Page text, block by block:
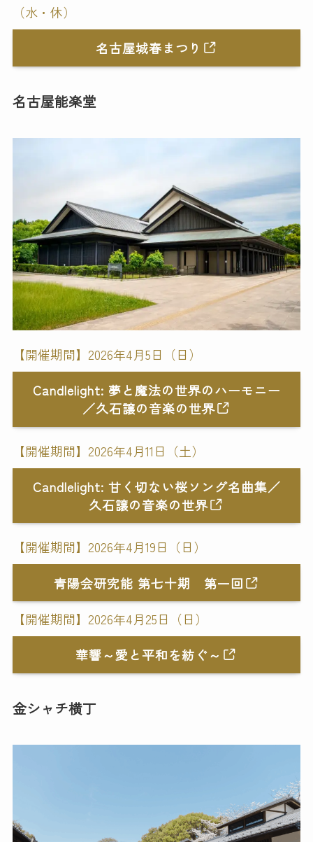
（水・休）
名古屋城春まつり
名古屋能楽堂
【開催期間】2026年4月5日（日）
Candlelight: 夢と魔法の世界のハーモニー
／久石譲の音楽の世界
【開催期間】2026年4月11日（土）
Candlelight: 甘く切ない桜ソング名曲集／
久石譲の音楽の世界
【開催期間】2026年4月19日（日）
青陽会研究能 第七十期 第一回
【開催期間】2026年4月25日（日）
華響～愛と平和を紡ぐ～
金シャチ横丁